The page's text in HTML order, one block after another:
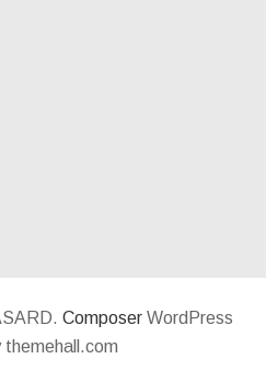
Composer WordPress
themehall.com